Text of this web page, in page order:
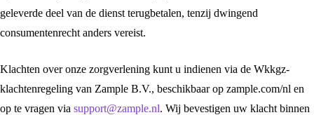
geleverde deel van de dienst terugbetalen, tenzij dwingend
consumentenrecht anders vereist.
Klachten over onze zorgverlening kunt u indienen via de Wkkgz-
klachtenregeling van Zample B.V., beschikbaar op zample.com/nl en
op te vragen via support@zample.nl. Wij bevestigen uw klacht binnen